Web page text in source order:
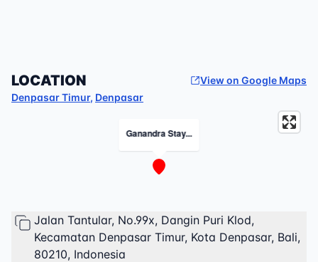
LOCATION
View on Google Maps
Denpasar Timur, Denpasar
Ganandra Stay...
Jalan Tantular, No.99x, Dangin Puri Klod,
Kecamatan Denpasar Timur, Kota Denpasar, Bali,
80210, Indonesia